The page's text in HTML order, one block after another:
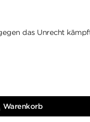
das Unrecht